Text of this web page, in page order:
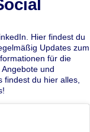
. Hier findest du
Updates zum
für die
und
findest du hier alles,